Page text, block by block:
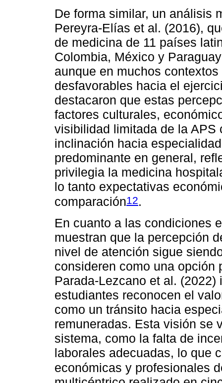
De forma similar, un análisis
Pereyra-Elías et al. (2016),
de medicina de 11 países
Colombia, México y
aunque en muchos
desfavorables hacia el
destacaron que estas
factores culturales,
visibilidad limitada de la
inclinación hacia
predominante en general,
privilegia la medicina
lo tanto expectativas
comparación12.
En cuanto a las condiciones
muestran que la percepción
nivel de atención sigue
consideren como una opción
Parada-Lezcano et al.
estudiantes reconocen el
como un tránsito hacia
remuneradas. Esta visión se
sistema, como la falta de
laborales adecuadas, lo que
económicas y profesionales